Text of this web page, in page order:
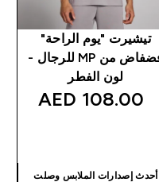
تيشيرت "يوم الراحة"
فضفاض من MP للرجال -
لون الفطر
108.00 AED‎
أحدث إصدارات الملابس وصلت